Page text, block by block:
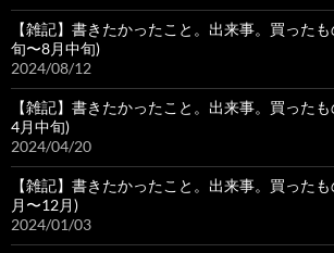
【雑記】書きたかったこと。出来事。買った
旬〜8月中旬)
2024/08/12
【雑記】書きたかったこと。出来事。買った
4月中旬)
2024/04/20
【雑記】書きたかったこと。出来事。買った
月〜12月)
2024/01/03